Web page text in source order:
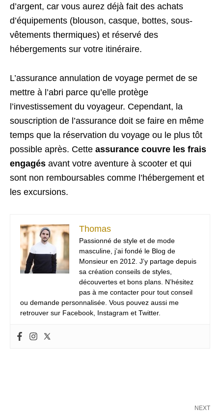
d’argent, car vous aurez déjà fait des achats
d’équipements (blouson, casque, bottes, sous-
vêtements thermiques) et réservé des
hébergements sur votre itinéraire.
L’assurance annulation de voyage permet de se
mettre à l’abri parce qu’elle protège
l’investissement du voyageur. Cependant, la
souscription de l’assurance doit se faire en même
temps que la réservation du voyage ou le plus tôt
possible après. Cette assurance couvre les frais
engagés avant votre aventure à scooter et qui
sont non remboursables comme l’hébergement et
les excursions.
Thomas
Passionné de style et de mode
masculine, j’ai fondé le Blog de
Monsieur en 2012. J’y partage depuis
sa création conseils de styles,
découvertes et bons plans. N’hésitez
pas à me contacter pour tout conseil
ou demande personnalisée. Vous pouvez aussi me
retrouver sur Facebook, Instagram et Twitter.
NEXT